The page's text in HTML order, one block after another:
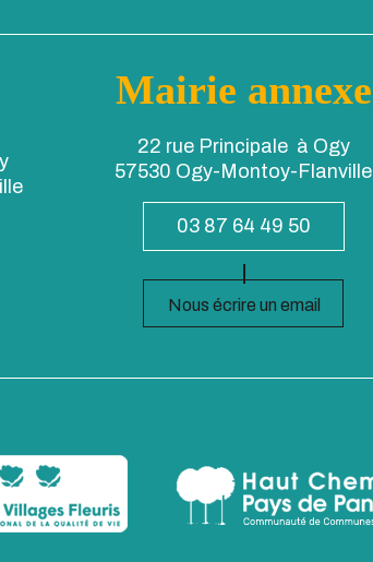
Mairie annexe
22 rue Principale à Ogy
57530 Ogy-Montoy-Flanville
03 87 64 49 50
Nous écrire un email